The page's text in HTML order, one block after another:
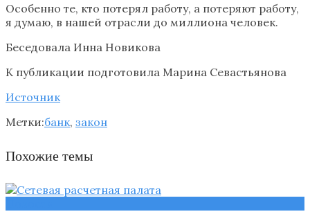
Особенно те, кто потерял работу, а потеряют работу,
я думаю, в нашей отрасли до миллиона человек.
Беседовала Инна Новикова
К публикации подготовила Марина Севастьянова
Источник
Метки:банк, закон
Похожие темы